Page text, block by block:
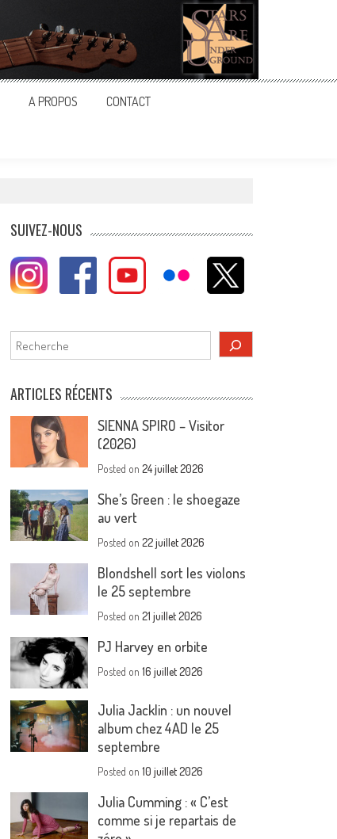
A PROPOS CONTACT
SUIVEZ-NOUS
Rechercher
ARTICLES RÉCENTS
SIENNA SPIRO – Visitor
(2026)
Posted on24 juillet 2026
She’s Green : le shoegaze
au vert
Posted on22 juillet 2026
Blondshell sort les violons
le 25 septembre
Posted on21 juillet 2026
PJ Harvey en orbite
Posted on16 juillet 2026
Julia Jacklin : un nouvel
album chez 4AD le 25
septembre
Posted on10 juillet 2026
Julia Cumming : « C’est
comme si je repartais de